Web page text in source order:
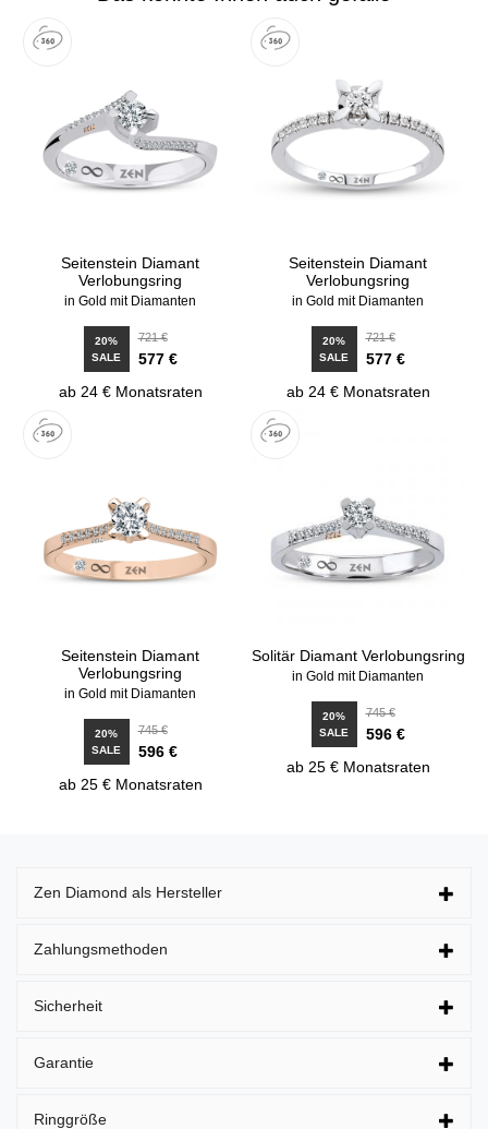
Seitenstein Diamant
Verlobungsring
in Gold mit Diamanten
20%
SALE
721 €
577 €
ab 24 € Monatsraten
Seitenstein Diamant
Verlobungsring
in Gold mit Diamanten
20%
SALE
721 €
577 €
ab 24 € Monatsraten
Seitenstein Diamant
Verlobungsring
in Gold mit Diamanten
20%
SALE
745 €
596 €
ab 25 € Monatsraten
Solitär Diamant Verlobungsring
in Gold mit Diamanten
20%
SALE
745 €
596 €
ab 25 € Monatsraten
Zen Diamond als Hersteller
Zahlungsmethoden
Sicherheit
Garantie
Ringgröße